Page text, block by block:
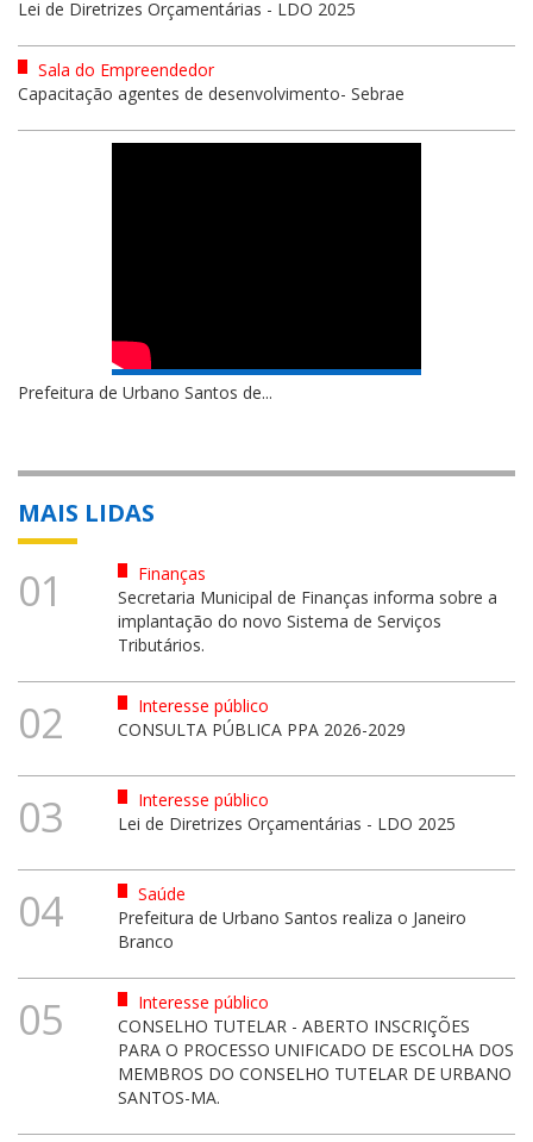
Lei de Diretrizes Orçamentárias - LDO 2025
Sala do Empreendedor
Capacitação agentes de desenvolvimento- Sebrae
Prefeitura de Urbano Santos de...
MAIS LIDAS
01
Finanças
Secretaria Municipal de Finanças informa sobre a
implantação do novo Sistema de Serviços
Tributários.
02
Interesse público
CONSULTA PÚBLICA PPA 2026-2029
03
Interesse público
Lei de Diretrizes Orçamentárias - LDO 2025
04
Saúde
Prefeitura de Urbano Santos realiza o Janeiro
Branco
05
Interesse público
CONSELHO TUTELAR - ABERTO INSCRIÇÕES
PARA O PROCESSO UNIFICADO DE ESCOLHA DOS
MEMBROS DO CONSELHO TUTELAR DE URBANO
SANTOS-MA.